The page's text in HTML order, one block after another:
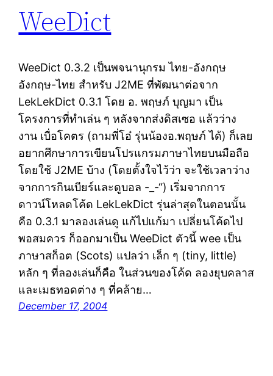
WeeDict
WeeDict 0.3.2 เป็นพจนานุกรม ไทย-อังกฤษ
อังกฤษ-ไทย สำหรับ J2ME ที่พัฒนาต่อจาก
LekLekDict 0.3.1 โดย อ. พฤษภ์ บุญมา เป็น
โครงการที่ทำเล่น ๆ หลังจากส่งดิสเซอ แล้วว่าง
งาน เบื่อโคตร (ถามพี่โอ๋ รุ่นน้องอ.พฤษภ์ ได้) ก็เลย
อยากศึกษาการเขียนโปรแกรมภาษาไทยบนมือถือ
โดยใช้ J2ME บ้าง (โดยตั้งใจไว้ว่า จะใช้เวลาว่าง
จากการกินเบียร์และดูบอล -_-“) เริ่มจากการ
ดาวน์โหลดโค้ด LekLekDict รุ่นล่าสุดในตอนนั้น
คือ 0.3.1 มาลองเล่นดู แก้ไปแก้มา เปลี่ยนโค้ดไป
พอสมควร ก็ออกมาเป็น WeeDict ตัวนี้ wee เป็น
ภาษาสก็อต (Scots) แปลว่า เล็ก ๆ (tiny, little)
หลัก ๆ ที่ลองเล่นก็คือ ในส่วนของโค้ด ลองยุบคลาส
และเมธทอดต่าง ๆ ที่คล้าย…
December 17, 2004